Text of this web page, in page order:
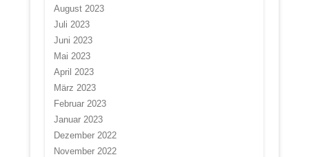
August 2023
Juli 2023
Juni 2023
Mai 2023
April 2023
März 2023
Februar 2023
Januar 2023
Dezember 2022
November 2022